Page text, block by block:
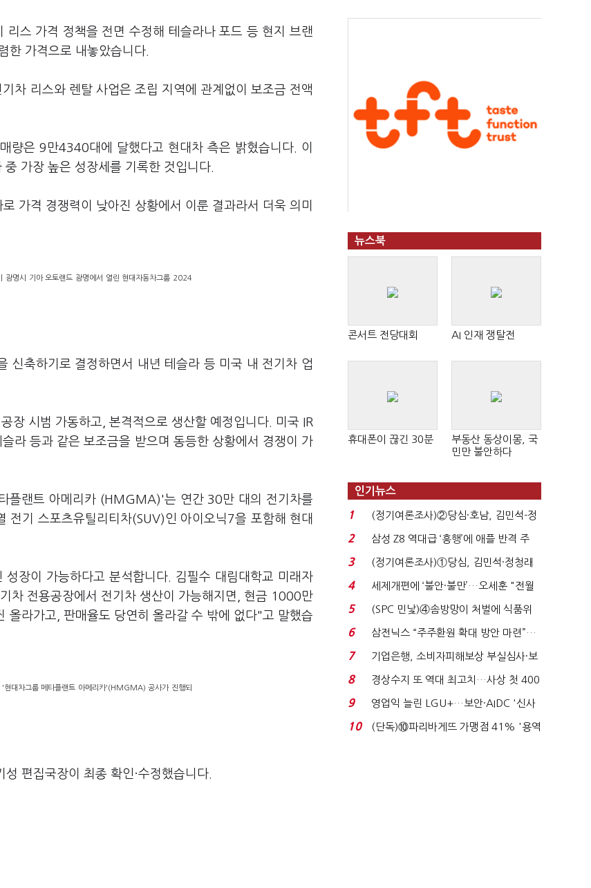
스 가격 정책을 전면 수정해 테슬라나 포드 등 현지 브랜
한 가격으로 내놓았습니다.
차 리스와 렌탈 사업은 조립 지역에 관계없이 보조금 전액
량은 9만4340대에 달했다고 현대차 측은 밝혔습니다. 이
가장 높은 성장세를 기록한 것입니다.
가격 경쟁력이 낮아진 상황에서 이룬 결과라서 더욱 의미
광명시 기아 오토랜드 광명에서 열린 현대자동차그룹 2024
신축하기로 결정하면서 내년 테슬라 등 미국 내 전기차 업
장 시범 가동하고, 본격적으로 생산할 예정입니다. 미국 IR
라 등과 같은 보조금을 받으며 동등한 상황에서 경쟁이 가
플랜트 아메리카 (HMGMA)'는 연간 30만 대의 전기차를
기 스포츠유틸리티차(SUV)인 아이오닉7을 포함해 현대
장이 가능하다고 분석합니다. 김필수 대림대학교 미래자
차 전용공장에서 전기차 생산이 가능해지면, 현금 1000만
라가고, 판매율도 당연히 올라갈 수 밖에 없다"고 말했습
현대차그룹 메타플랜트 아메리카'(HMGMA) 공사가 진행되
편집국장이 최종 확인·수정했습니다.
뉴스북
콘서트 전당대회 AI 인재 쟁탈전
휴대폰이 끊긴 30분
부동산 동상이몽, 국
민만 불안하다
인기뉴스
1
(정기여론조사)②당심·호남, 김민석-정
청래 '초접전'...
2
삼성 Z8 역대급 ‘흥행’에 애플 반격 주
목…9월 ‘폴...
3
(정기여론조사)①당심, 김민석·정청래
'초접전'…대통령 ...
4
세제개편에 ‘불안·불만’…오세훈 "전월
세 구하기 더 ...
5
(SPC 민낯)④솜방망이 처벌에 식품위
생법 위반 반복...
6
삼전닉스 “주주환원 확대 방안 마련”…
로이터에 성명...
7
기업은행, 소비자피해보상 부실심사·보
이스피싱 공시 ...
8
경상수지 또 역대 최고치…사상 첫 400
억달러에 '3% 성...
9
영업익 늘린 LGU+…보안·AIDC '신사
업 드라이브'...
10
(단독)⑩파리바게뜨 가맹점 41% '용역